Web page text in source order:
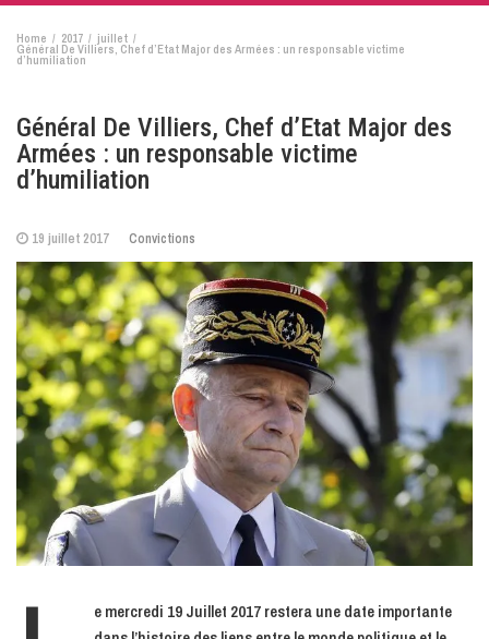
Home 2017 juillet
Général De Villiers, Chef d’Etat Major des Armées : un responsable victime
d’humiliation
Général De Villiers, Chef d’Etat Major des
Armées : un responsable victime
d’humiliation
19 juillet 2017 Convictions
e mercredi 19 Juillet 2017 restera une date importante